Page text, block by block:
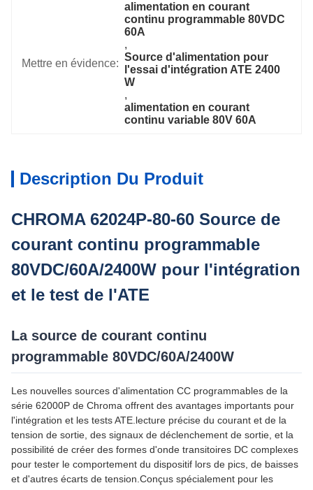
Mettre en évidence:
alimentation en courant
continu programmable 80VDC
60A
,
Source d'alimentation pour
l'essai d'intégration ATE 2400
W
,
alimentation en courant
continu variable 80V 60A
Description Du Produit
CHROMA 62024P-80-60 Source de
courant continu programmable
80VDC/60A/2400W pour l'intégration
et le test de l'ATE
La source de courant continu
programmable 80VDC/60A/2400W
Les nouvelles sources d'alimentation CC programmables de la
série 62000P de Chroma offrent des avantages importants pour
l'intégration et les tests ATE.lecture précise du courant et de la
tension de sortie, des signaux de déclenchement de sortie, et la
possibilité de créer des formes d'onde transitoires DC complexes
pour tester le comportement du dispositif lors de pics, de baisses
et d'autres écarts de tension.Conçus spécialement pour les